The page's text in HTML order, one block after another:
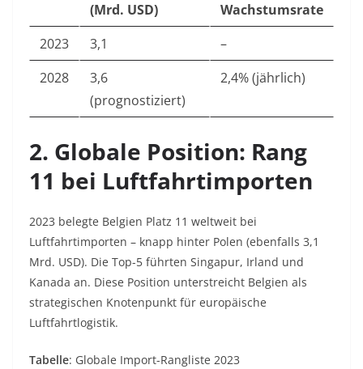
(Mrd. USD)
Wachstumsrate
2023
3,1
–
2028
3,6
(prognostiziert)
2,4% (jährlich)
2. Globale Position: Rang
11 bei Luftfahrtimporten
2023 belegte Belgien Platz 11 weltweit bei
Luftfahrtimporten – knapp hinter Polen (ebenfalls 3,1
Mrd. USD). Die Top-5 führten Singapur, Irland und
Kanada an. Diese Position unterstreicht Belgien als
strategischen Knotenpunkt für europäische
Luftfahrtlogistik.
Tabelle: Globale Import-Rangliste 2023